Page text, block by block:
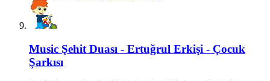
Music Şehit Duası - Ertuğrul Erkişi - Çocuk
Şarkısı